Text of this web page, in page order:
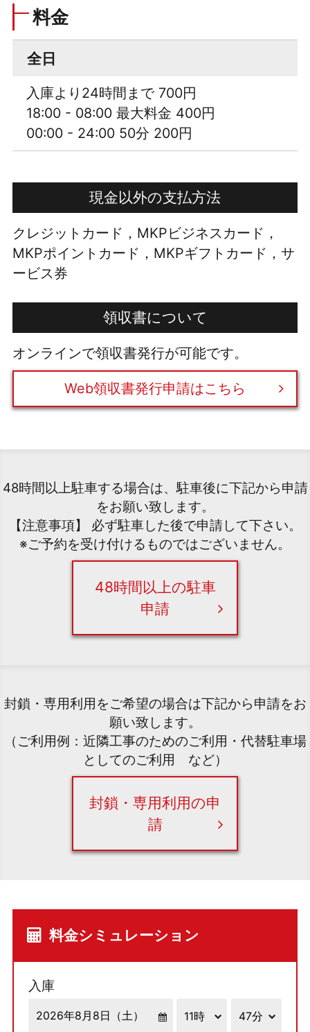
料金
全日
入庫より24時間まで 700円
18:00 - 08:00 最大料金 400円
00:00 - 24:00 50分 200円
現金以外の支払方法
クレジットカード，MKPビジネスカード，
MKPポイントカード，MKPギフトカード，サ
ービス券
領収書について
オンラインで領収書発行が可能です。
Web領収書発行申請はこちら
48時間以上駐車する場合は、駐車後に下記から申請
をお願い致します。
【注意事項】 必ず駐車した後で申請して下さい。
※ご予約を受け付けるものではございません。
48時間以上の駐車
申請
封鎖・専用利用をご希望の場合は下記から申請をお
願い致します。
（ご利用例：近隣工事のためのご利用・代替駐車場
としてのご利用 など）
封鎖・専用利用の申
請
料金シミュレーション
入庫